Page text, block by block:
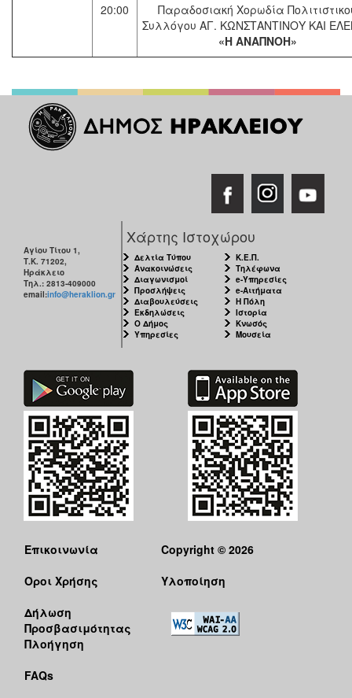
20:00
Παραδοσιακή Χορωδία
Συλλόγου ΑΓ. ΚΩΝΣΤΑΝΤΙΝΟΥ ΚΑΙ
«Η ΑΝΑΠΝΟΗ»
Αγίου Τίτου 1,
Τ.Κ. 71202,
Ηράκλειο
Τηλ.: 2813-409000
email:info@heraklion.gr
Χάρτης Ιστοχώρου
Δελτία Τύπου
Ανακοινώσεις
Διαγωνισμοί
Προσλήψεις
Διαβουλεύσεις
Εκδηλώσεις
Ο Δήμος
Υπηρεσίες
Κ.Ε.Π.
Τηλέφωνα
e-Υπηρεσίες
e-Αιτήματα
Η Πόλη
Ιστορία
Κνωσός
Μουσεία
Επικοινωνία
Όροι Χρήσης
Δήλωση
Προσβασιμότητας
Πλοήγηση
FAQs
Copyright © 2026
Υλοποίηση